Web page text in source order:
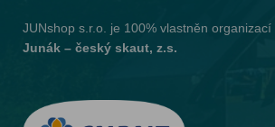
JUNshop s.r.o.
je 100% vlastněn organizací
Junák – český skaut, z.s.